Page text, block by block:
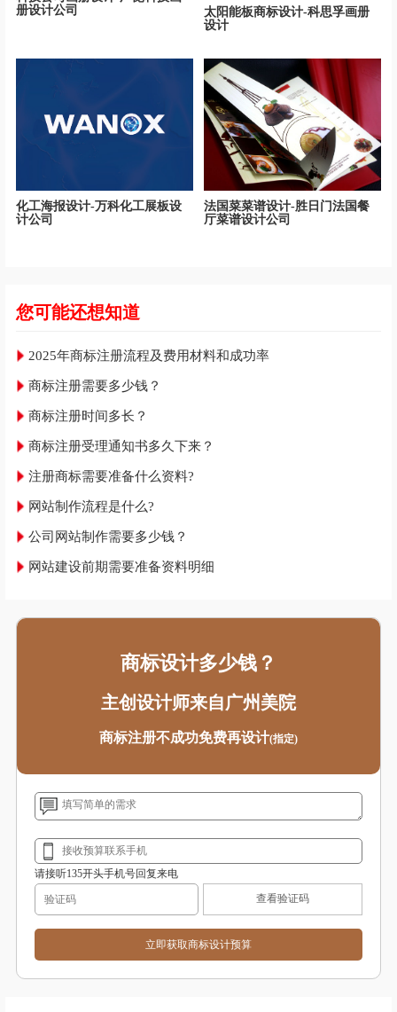
册设计公司
太阳能板商标设计-科思孚画册
设计
化工海报设计-万科化工展板设
计公司
法国菜菜谱设计-胜日门法国餐
厅菜谱设计公司
您可能还想知道
2025年商标注册流程及费用材料和成功率
商标注册需要多少钱？
商标注册时间多长？
商标注册受理通知书多久下来？
注册商标需要准备什么资料?
网站制作流程是什么?
公司网站制作需要多少钱？
网站建设前期需要准备资料明细
商标设计多少钱？
主创设计师来自广州美院
商标注册不成功免费再设计(指定)
请接听135开头手机号回复来电
查看验证码